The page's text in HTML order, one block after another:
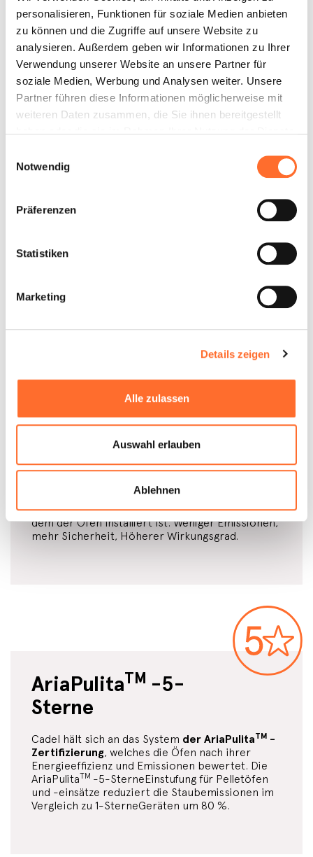
personalisieren, Funktionen für soziale Medien anbieten
zu können und die Zugriffe auf unsere Website zu
analysieren. Außerdem geben wir Informationen zu Ihrer
Verwendung unserer Website an unsere Partner für
soziale Medien, Werbung und Analysen weiter. Unsere
Partner führen diese Informationen möglicherweise mit
weiteren Daten zusammen, die Sie ihnen bereitgestellt
Notwendig
Präferenzen
Statistiken
Marketing
Details zeigen
Alle zulassen
Auswahl erlauben
Ablehnen
zu gewährleisten.
Unabhängige
Gebläse
Die Kanalisierung ermöglicht es bei den Air Plus
. Je nach Bedarf
bieten wir Öfen mit zwei oder drei Luftauslässen
Abgedichtete
: Die Verbrennungsluft wird direkt
von außen angesaugt, nicht aus dem Raum, in
dem der Ofen installiert ist. Weniger Emissionen,
mehr Sicherheit, Höherer Wirkungsgrad.
AriaPulitaTM -5-
Sterne
Cadel hält sich an das System der AriaPulitaTM -
Zertifizierung, welches die Öfen nach ihrer
Energieeffizienz und Emissionen bewertet. Die
AriaPulitaTM -5-SterneEinstufung für Pelletöfen
und -einsätze reduziert die Staubemissionen im
Vergleich zu 1-SterneGeräten um 80 %.